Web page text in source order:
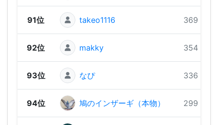
91位 takeo1116 369 pts
92位 makky 354 pts
93位 なぴ 336 pts
94位 鳩のインザーギ（本物） 299 pts